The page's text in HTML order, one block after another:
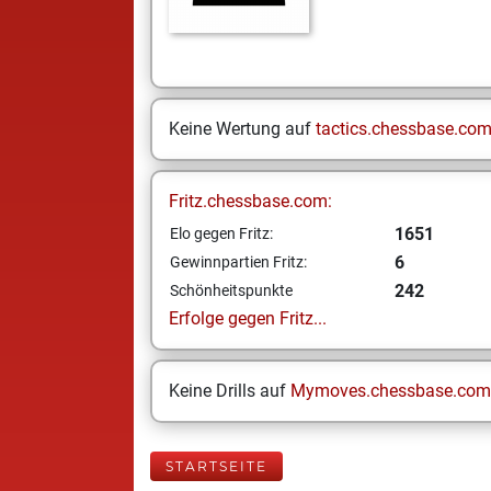
Keine Wertung auf tactics.chessbase.com
Fritz.chessbase.com:
Elo gegen Fritz: 1651
Gewinnpartien Fritz: 6
Schönheitspunkte
242
Erfolge gegen Fritz...
Keine Drills auf Mymoves.chessbase.com
STARTSEITE